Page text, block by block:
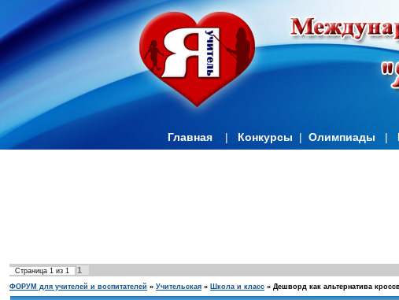
Главная | Конкурсы | Олимпиады |
Страница 1 из 1 1
ФОРУМ для учителей и воспитателей » Учительская » Школа и класс » Дешворд как альтернатива